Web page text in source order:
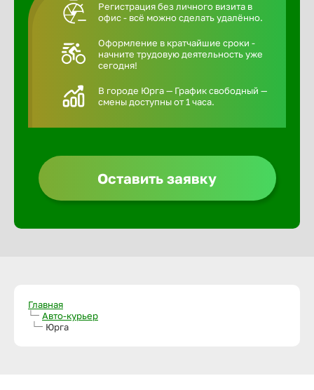
Регистрация без личного визита в
офис - всё можно сделать удалённо.
Оформление в кратчайшие сроки -
начните трудовую деятельность уже
сегодня!
В городе Юрга — График свободный —
смены доступны от 1 часа.
Оставить заявку
Главная
Авто-курьер
Юрга